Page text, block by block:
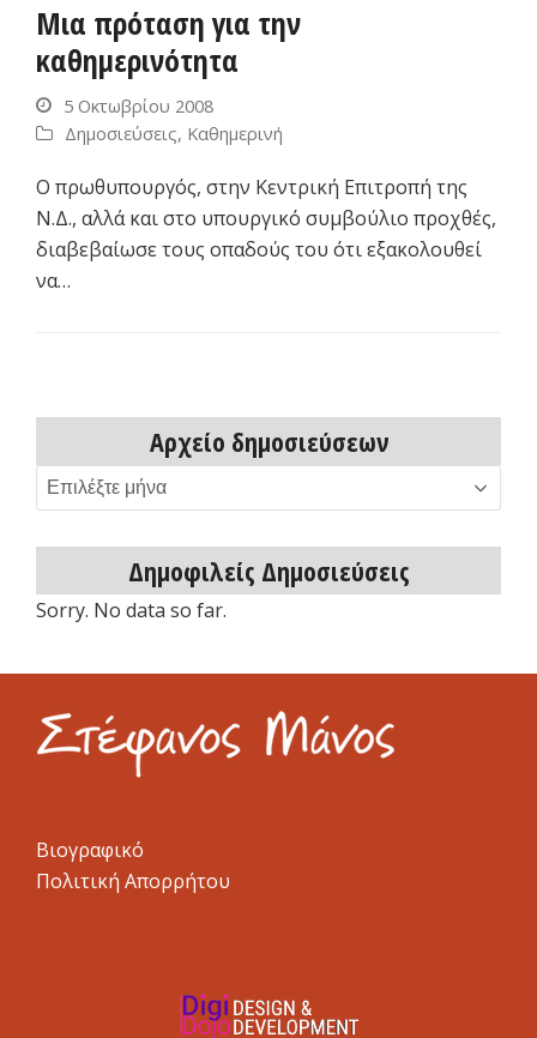
Μια πρόταση για την
καθημερινότητα
5 Οκτωβρίου 2008
Δημοσιεύσεις, Καθημερινή
Ο πρωθυπουργός, στην Κεντρική Επιτροπή της
Ν.Δ., αλλά και στο υπουργικό συμβούλιο προχθές,
διαβεβαίωσε τους οπαδούς του ότι εξακολουθεί
να…
Αρχείο δημοσιεύσεων
Αρχείο
δημοσιεύσεων
Δημοφιλείς Δημοσιεύσεις
Sorry. No data so far.
Βιογραφικό
Πολιτική Απορρήτου